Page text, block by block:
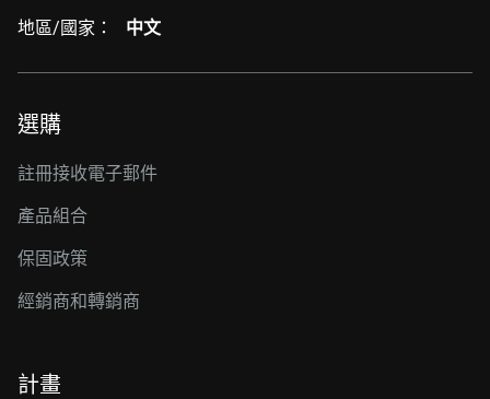
地區/國家： 中文
選購
註冊接收電子郵件
產品組合
保固政策
經銷商和轉銷商
計畫